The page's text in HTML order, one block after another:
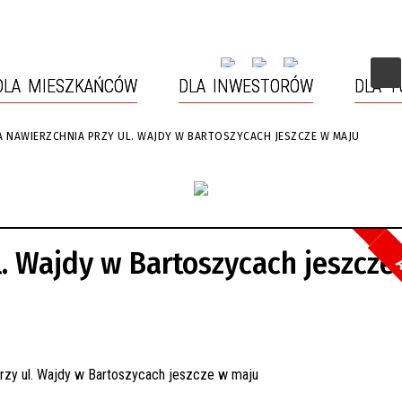
MIESZKAŃCÓW
URZĄD MIASTA (WYDZIAŁY,
PROGRAM „CZYSTE
CMENTARZE
INTERESANTÓW ZARZĄDZANIE KRYZYSOWE
DLA INWESTORÓW DLA
TURYSTYKA ROWEROWA
NAWIERZCHNIA PRZY UL. WAJDY W BARTOSZYCACH JESZCZE W MAJU
w Bartoszycach